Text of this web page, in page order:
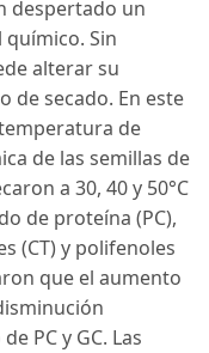
despertado un
Sin
alterar su
de secado. En este
de
de las semillas de
a 30, 40 y 50°C
de proteína (PC),
(CT) y polifenoles
que el aumento
PC y GC. Las